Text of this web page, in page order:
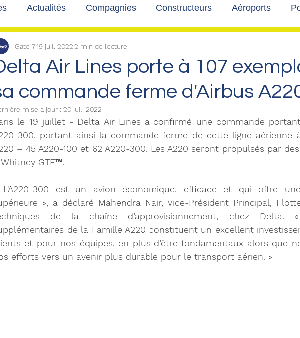
Actualités Compagnies Constructeurs Aéroports
de Gate7 album photo
Reportages
Air Lines porte à 107
commande ferme d'Airbus
Gate 719 juil. 20222 min de lecture
mise à jour : 20 juil. 2022
le 19 juillet - Delta Air Lines a confirmé une commande
300, portant ainsi la commande ferme de cette ligne aérienne
– 45 A220-100 et 62 A220-300. Les A220 seront propulsés par
Whitney GTF™.
L'A220-300 est un avion économique, efficace et qui offre
», a déclaré Mahendra Nair, Vice-Président Principal,
de la chaîne d’approvisionnement, chez Delta.
de la Famille A220 constituent un excellent
et pour nos équipes, en plus d’être fondamentaux alors que
efforts vers un avenir plus durable pour le transport aérien. »